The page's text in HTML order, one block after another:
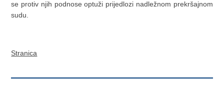
se protiv njih podnose optuži prijedlozi nadležnom prekršajnom
sudu.
Stranica